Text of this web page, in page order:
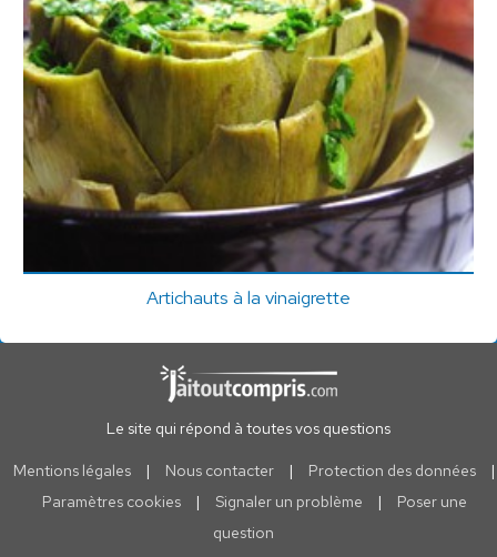
Artichauts à la vinaigrette
Le site qui répond à toutes vos questions
Mentions légales | Nous contacter | Protection des données
|
Paramètres cookies
| Signaler un problème |
Poser une
question